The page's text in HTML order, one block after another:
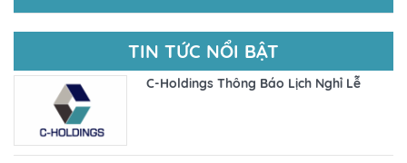
TIN TỨC NỔI BẬT
C-Holdings Thông Báo Lịch Nghỉ Lễ